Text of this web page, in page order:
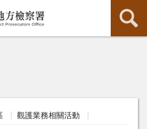
觀護業務相關活動